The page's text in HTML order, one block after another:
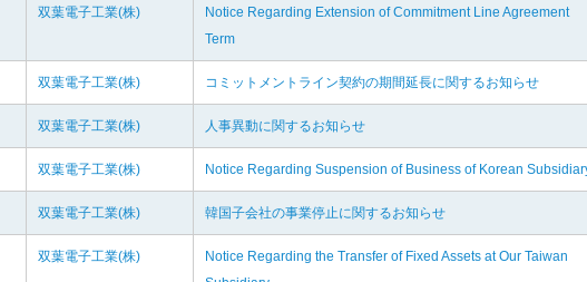
双葉電子工業(株)
Notice Regarding Extension of Commitment Line Agreement
Term
双葉電子工業(株) コミットメントライン契約の期間延長に関するお知らせ
双葉電子工業(株) 人事異動に関するお知らせ
双葉電子工業(株) Notice Regarding Suspension of Business of Korean
双葉電子工業(株) 韓国子会社の事業停止に関するお知らせ
双葉電子工業(株)
Notice Regarding the Transfer of Fixed Assets at Our Taiwan